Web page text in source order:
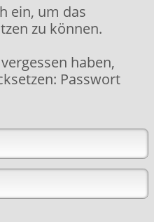
ein, um das
zu können.
haben,
Passwort